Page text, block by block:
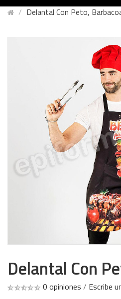
Delantal Con Peto,
Delantal Con
0 opiniones / Escribe